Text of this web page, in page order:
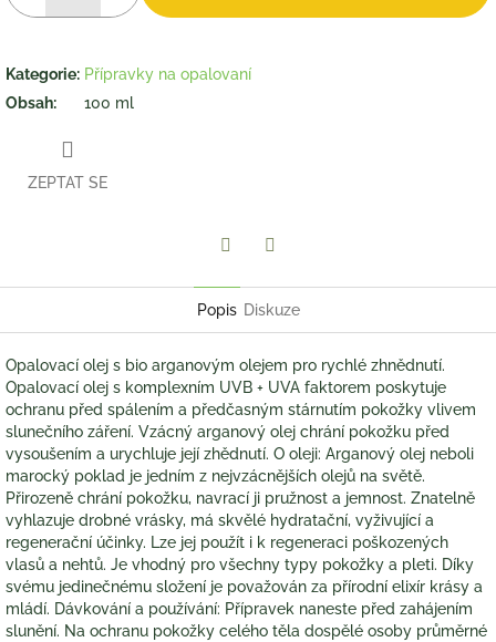
Kategorie: Přípravky na opalovaní
Obsah: 100 ml
ZEPTAT SE
Popis Diskuze
Opalovací olej s bio arganovým olejem pro rychlé zhnědnutí.
Opalovací olej s komplexním UVB + UVA faktorem poskytuje
ochranu před spálením a předčasným stárnutím pokožky vlivem
slunečního záření. Vzácný arganový olej chrání pokožku před
vysoušením a urychluje její zhědnutí. O oleji: Arganový olej neboli
marocký poklad je jedním z nejvzácnějších olejů na světě.
Přirozeně chrání pokožku, navrací ji pružnost a jemnost. Znatelně
vyhlazuje drobné vrásky, má skvělé hydratační, vyživující a
regenerační účinky. Lze jej použít i k regeneraci poškozených
vlasů a nehtů. Je vhodný pro všechny typy pokožky a pleti. Díky
svému jedinečnému složení je považován za přírodní elixír krásy a
mládí. Dávkování a používání: Přípravek naneste před zahájením
slunění. Na ochranu pokožky celého těla dospělé osoby průměrné